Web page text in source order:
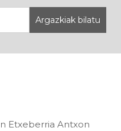
Etxeberria Antxon